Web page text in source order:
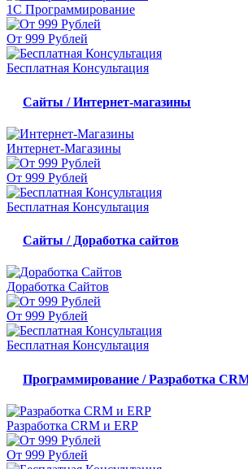
1С Программирование
От 999 Рублей
Бесплатная Консультация
Сайты / Интернет-магазины
Интернет-Магазины
От 999 Рублей
Бесплатная Консультация
Сайты / Доработка сайтов
Доработка Сайтов
От 999 Рублей
Бесплатная Консультация
Программирование / Разработка
Разработка CRM и ERP
От 999 Рублей